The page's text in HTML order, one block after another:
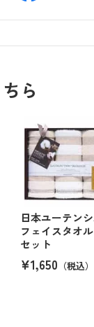
ら
日本ユーテン
フェイスタオ
セット
¥1,650 （税込）